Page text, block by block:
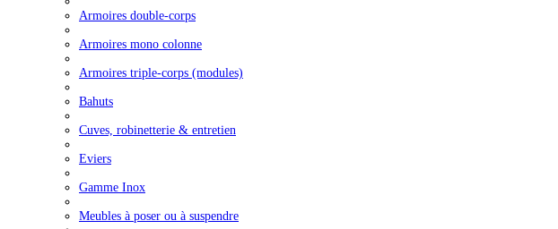
Armoires double-corps
Armoires mono colonne
Armoires triple-corps (modules)
Bahuts
Cuves, robinetterie & entretien
Eviers
Gamme Inox
Meubles à poser ou à suspendre